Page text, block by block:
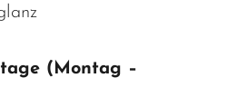
(Montag –